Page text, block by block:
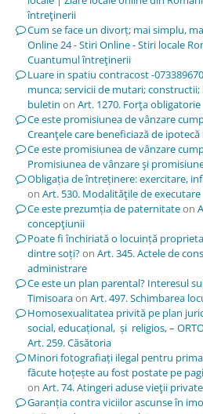
întreţinerii
Cum se face un divorț; mai simplu,
Online 24 - Stiri Online - Stiri locale
Cuantumul întreţinerii
Luare in spatiu contracost -
munca; servicii de mutari;
buletin on Art. 1270. Forţa obligatorie
Ce este promisiunea de vânzare
Creanţele care beneficiază de ipotecă
Ce este promisiunea de vânzare
Promisiunea de vânzare şi
Obligația de întreținere: exercitare,
on Art. 530. Modalităţile de executare
Ce este prezumția de paternitateon
concepţiunii
Poate fi închiriată o locuință
dintre soți?on Art. 345. Actele de
administrare
Ce este un plan parental? Interesul
Timisoaraon Art. 497. Schimbarea
Homosexualitatea privită pe plan
social, educațional, și religios, –
Art. 259. Căsătoria
Minori fotografiați ilegal pentru
făcute hoțește au fost postate pe
on Art. 74. Atingeri aduse vieţii private
Garanția contra viciilor ascunse în